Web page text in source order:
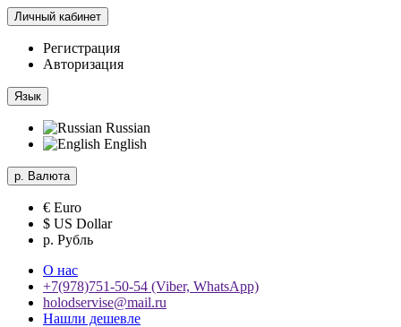
Личный кабинет
Регистрация
Авторизация
Язык
Russian
English
р. Валюта
€ Euro
$ US Dollar
р. Рубль
О нас
+7(978)751-50-54 (Viber, WhatsApp)
holodservise@mail.ru
Нашли дешевле